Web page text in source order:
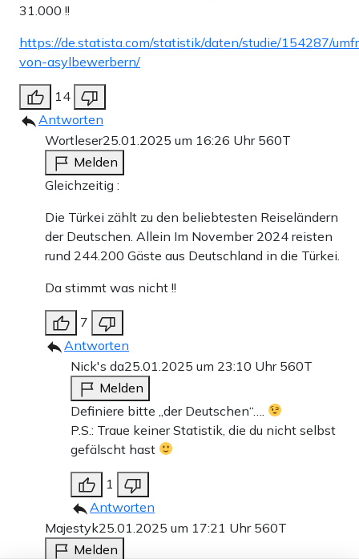
31.000 !!
https://de.statista.com/statistik/daten/studie/154287/
von-asylbewerbern/
14
Antworten
Wortleser25.01.2025 um 16:26 Uhr 560T
Melden
Gleichzeitig :
Die Türkei zählt zu den beliebtesten Reiseländern
der Deutschen. Allein Im November 2024 reisten
rund 244.200 Gäste aus Deutschland in die Türkei.
Da stimmt was nicht !!
7
Antworten
Nick's da25.01.2025 um 23:10 Uhr 560T
Melden
Definiere bitte „der Deutschen“….
P.S.: Traue keiner Statistik, die du nicht selbst
gefälscht hast
1
Antworten
Majestyk25.01.2025 um 17:21 Uhr 560T
Melden